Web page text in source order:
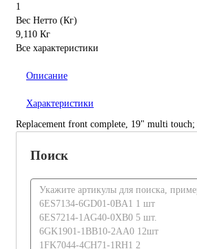
1
Вес Нетто (Кг)
9,110 Кг
Все характеристики
Описание
Характеристики
Replacement front complete, 19" multi
Поиск